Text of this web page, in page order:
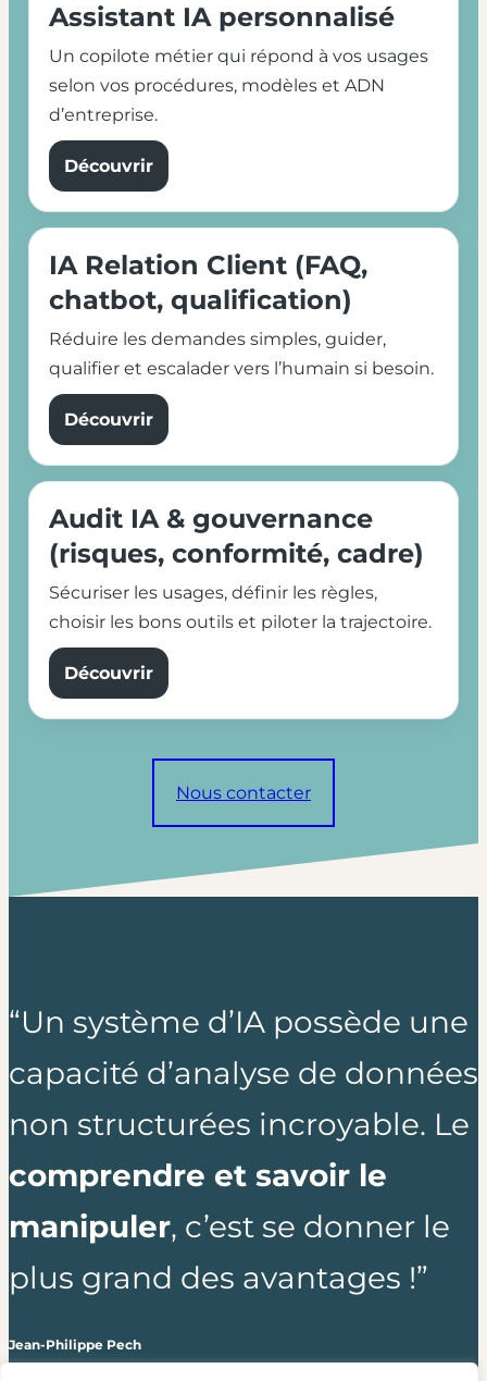
Assistant IA personnalisé
Un copilote métier qui répond à vos usages
selon vos procédures, modèles et ADN
d’entreprise.
Découvrir
IA Relation Client (FAQ,
chatbot, qualification)
Réduire les demandes simples, guider,
qualifier et escalader vers l’humain si besoin.
Découvrir
Audit IA & gouvernance
(risques, conformité, cadre)
Sécuriser les usages, définir les règles,
choisir les bons outils et piloter la trajectoire.
Découvrir
Nous contacter
“Un système d’IA possède une
capacité d’analyse de données
non structurées incroyable. Le
comprendre et savoir le
manipuler, c’est se donner le
plus grand des avantages !”
Jean-Philippe Pech